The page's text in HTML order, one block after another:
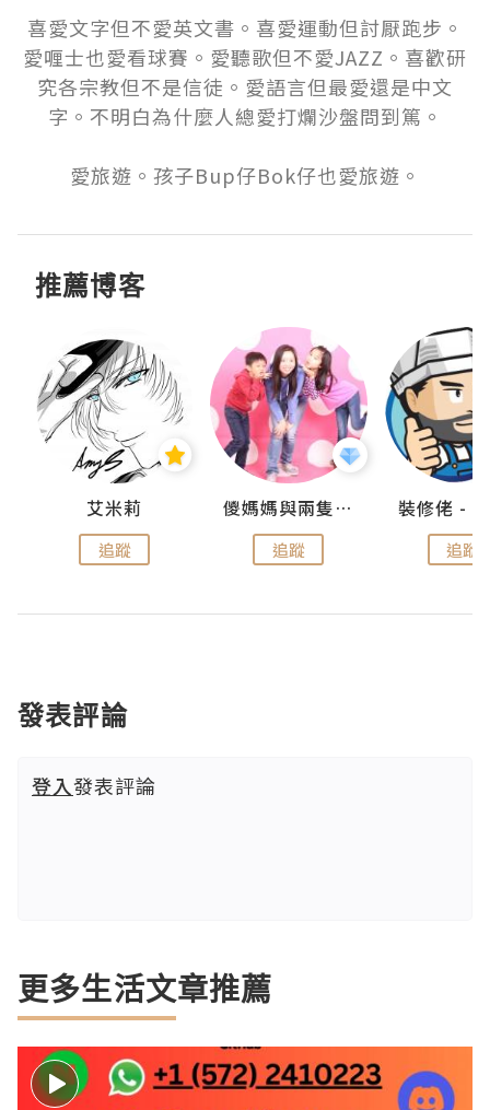
喜愛文字但不愛英文書。喜愛運動但討厭跑步。
愛喱士也愛看球賽。愛聽歌但不愛JAZZ。喜歡研
究各宗教但不是信徒。愛語言但最愛還是中文
字。不明白為什麼人總愛打爛沙盤問到篤。
愛旅遊。孩子Bup仔Bok仔也愛旅遊。
推薦博客
艾米莉
追蹤
儍媽媽與兩隻小魔怪之家
追蹤 追蹤
發表評論
登入發表評論
更多生活文章推薦